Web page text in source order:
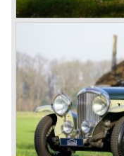
6.5 Litre and Speed
Then in 1926 the
presented, these
W.O. Bentley the
bigger capacity was
a bespoke heavy
eliminating the
The Speed Six
successes and Le
Speed Six came
third and fourth! In